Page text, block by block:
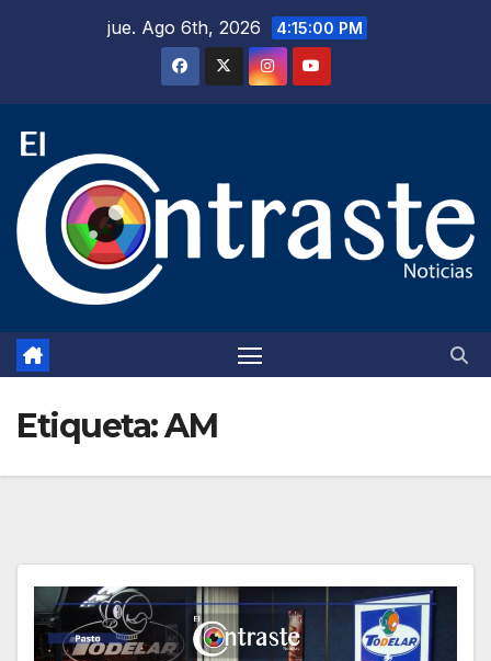
jue. Ago 6th, 2026 4:15:01 PM
Etiqueta:AM